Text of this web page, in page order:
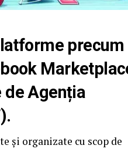
precum
de Agenția
și organizate cu scop de